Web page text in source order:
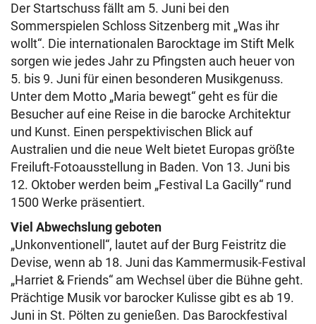
Der Startschuss fällt am 5. Juni bei den
Sommerspielen Schloss Sitzenberg mit „Was ihr
wollt“. Die internationalen Barocktage im Stift Melk
sorgen wie jedes Jahr zu Pfingsten auch heuer von
5. bis 9. Juni für einen besonderen Musikgenuss.
Unter dem Motto „Maria bewegt“ geht es für die
Besucher auf eine Reise in die barocke Architektur
und Kunst. Einen perspektivischen Blick auf
Australien und die neue Welt bietet Europas größte
Freiluft-Fotoausstellung in Baden. Von 13. Juni bis
12. Oktober werden beim „Festival La Gacilly“ rund
1500 Werke präsentiert.
Viel Abwechslung geboten
„Unkonventionell“, lautet auf der Burg Feistritz die
Devise, wenn ab 18. Juni das Kammermusik-Festival
„Harriet & Friends“ am Wechsel über die Bühne geht.
Prächtige Musik vor barocker Kulisse gibt es ab 19.
Juni in St. Pölten zu genießen. Das Barockfestival